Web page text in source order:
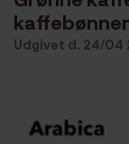
de ristes?
Udgivet d. 24/04